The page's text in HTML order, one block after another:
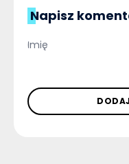
Napisz